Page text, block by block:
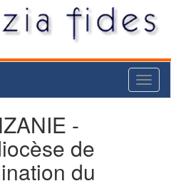
-
de
du